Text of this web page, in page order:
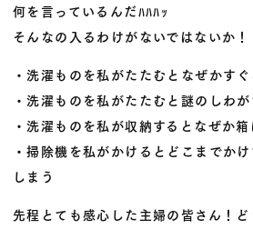
何を言っているんだﾊﾊﾊｯ
そんなの入るわけがないではないか！
・洗濯ものを私がたたむとなぜかすぐ
・洗濯ものを私がたたむと謎のしわ
・洗濯ものを私が収納するとなぜか
・掃除機を私がかけるとどこまでか
しまう
先程とても感心した主婦の皆さん！